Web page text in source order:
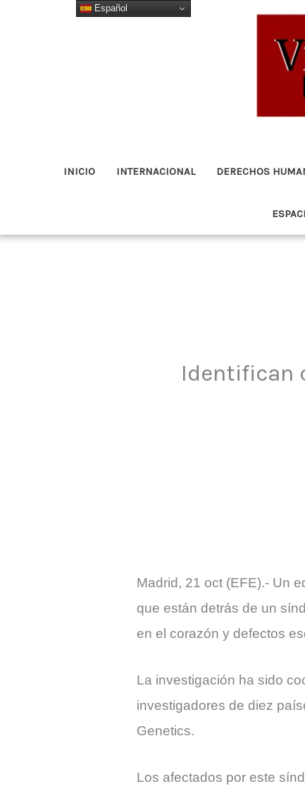
INICIO INTERNACIONAL DERECHOS
Identifican
Madrid, 21 oct (EFE).- Un
que están detrás de un
en el corazón y defectos
La investigación ha sido
investigadores de diez
Genetics.
Los afectados por este
Español